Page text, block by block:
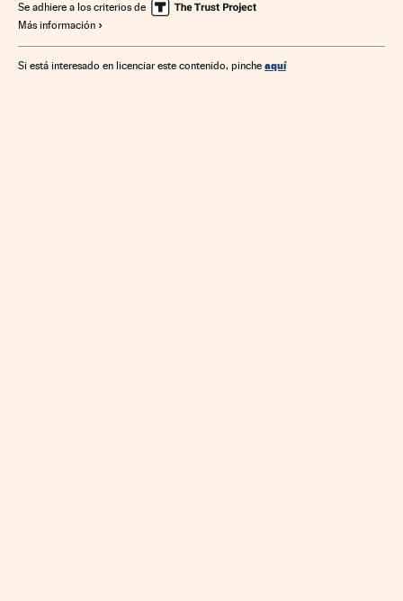
Se adhiere a los criterios de
Más información
Si está interesado en licenciar este contenido, pinche aquí